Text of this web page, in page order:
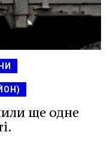
ще одне